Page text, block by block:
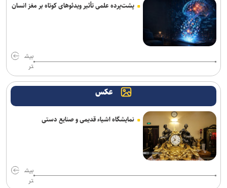
پشت‌پرده علمی تأثیر ویدئو‌های کوتاه بر مغز انسان
بیش
تر
عکس
نمایشگاه اشیاء قدیمی و صنایع دستی
بیش
تر